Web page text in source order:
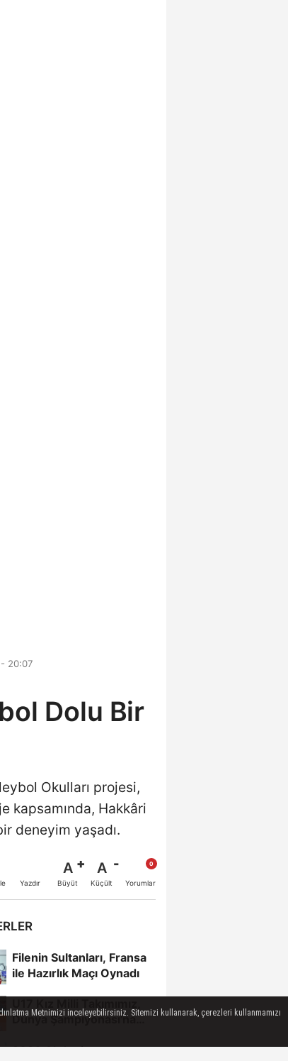
20:07
Dolu Bir
Okulları projesi,
kapsamında, Hakkâri
deneyim yaşadı.
Yazdır
A
Büyüt
A
Küçült Yorumlar
Filenin Sultanları, Fransa
ile Hazırlık Maçı Oynadı
Dünya Şampiyonası'na
2026 Akdeniz
Metnimizi inceleyebilirsiniz. Sitemizi kullanarak, çerezleri kullanmamızı